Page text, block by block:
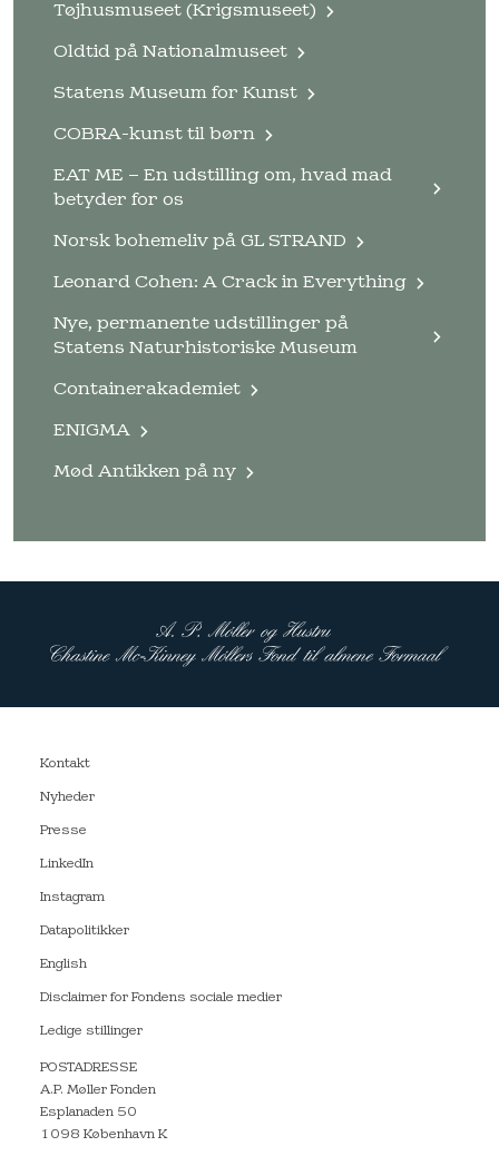
Tøjhusmuseet (Krigsmuseet)
Oldtid på Nationalmuseet
Statens Museum for Kunst
COBRA-kunst til børn
EAT ME – En udstilling om, hvad mad
betyder for os
Norsk bohemeliv på GL STRAND
Leonard Cohen: A Crack in Everything
Nye, permanente udstillinger på
Statens Naturhistoriske Museum
Containerakademiet
ENIGMA
Mød Antikken på ny
Kontakt
Nyheder
Presse
LinkedIn
Instagram
Datapolitikker
English
Disclaimer for Fondens sociale medier
Ledige stillinger
POSTADRESSE
A.P. Møller Fonden
Esplanaden 50
1098 København K